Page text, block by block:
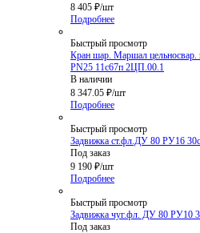
8 405 ₽/шт
Подробнее
Быстрый просмотр
Кран шар. Маршал
PN25 11с67п 2ЦП.00.1
В наличии
8 347.05 ₽/шт
Подробнее
Быстрый просмотр
Задвижка ст.фл.ДУ 80 РУ16
Под заказ
9 190 ₽/шт
Подробнее
Быстрый просмотр
Задвижка чуг.фл. ДУ 80 РУ10
Под заказ